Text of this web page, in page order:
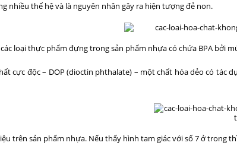
nhiều thế hệ và là nguyên nhân gây ra hiện tượng đẻ non.
loại thực phẩm đựng trong sản phẩm nhựa có chứa BPA bởi
cực độc – DOP (dioctin phthalate) – một chất hóa dẻo có
trên sản phẩm nhựa. Nếu thấy hình tam giác với số 7 ở trong